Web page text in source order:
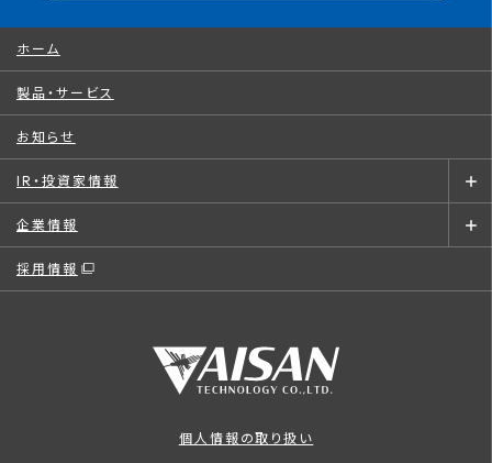
ホーム
製品・サービス
お知らせ
IR・投資家情報
企業情報
採用情報
個人情報の取り扱い